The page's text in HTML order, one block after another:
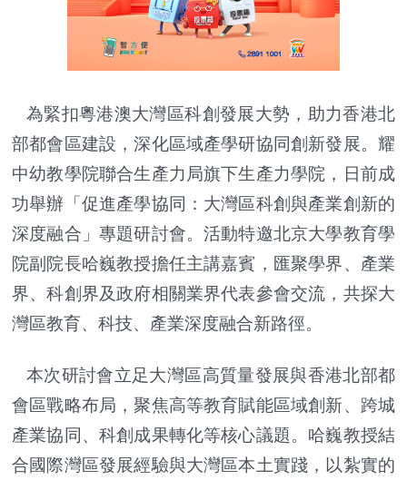
為緊扣粵港澳大灣區科創發展大勢，助力香港北
部都會區建設，深化區域產學研協同創新發展。耀
中幼教學院聯合生產力局旗下生產力學院，日前成
功舉辦「促進產學協同：大灣區科創與產業創新的
深度融合」專題研討會。活動特邀北京大學教育學
院副院長哈巍教授擔任主講嘉賓，匯聚學界、產業
界、科創界及政府相關業界代表參會交流，共探大
灣區教育、科技、產業深度融合新路徑。
本次研討會立足大灣區高質量發展與香港北部都
會區戰略布局，聚焦高等教育賦能區域創新、跨城
產業協同、科創成果轉化等核心議題。哈巍教授結
合國際灣區發展經驗與大灣區本土實踐，以紮實的